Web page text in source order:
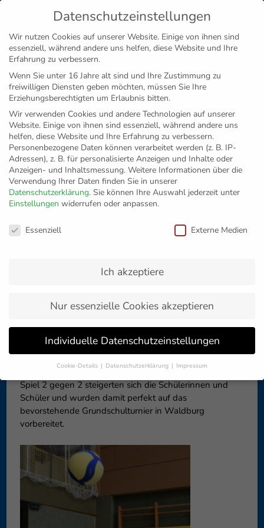
MENÜ
Disclaimer Impressum Datenschutz
Grundschule
Bodnegg stand Volleyball auf dem Programm. Von
Wand, über kleine Übungsformen zu zweit bis hin zum
Spiel 2 gegen 2 steigerten sich die Schülerinnen und
Schüler und wurden damit perfekt auf das
bevorstehende Grundschulturnier in Waldburg
vorbereitet.
Datenschutzeinstellungen
Wir nutzen Cookies auf unserer Website. Einige von ihnen sind
essenziell, während andere uns helfen, diese Website und Ihre
Erfahrung zu verbessern.
Wenn Sie unter 16 Jahre alt sind und Ihre Zustimmung zu
freiwilligen Diensten geben möchten, müssen Sie Ihre
Erziehungsberechtigten um Erlaubnis bitten.
Wir verwenden Cookies und andere Technologien auf unserer
Website. Einige von ihnen sind essenziell, während andere uns
helfen, diese Website und Ihre Erfahrung zu verbessern.
Personenbezogene Daten können verarbeitet werden (z. B. IP-
Adressen), z. B. für personalisierte Anzeigen und Inhalte oder
Anzeigen- und Inhaltsmessung. Weitere Informationen über die
Verwendung Ihrer Daten finden Sie in unserer
Datenschutzerklärung. Sie können Ihre Auswahl jederzeit unter
Einstellungen widerrufen oder anpassen.
Datenschutzeinstellungen
Essenziell Externe Medien
Ich akzeptiere
Nur essenzielle Cookies akzeptieren
Individuelle Datenschutzeinstellungen
Cookie-Details Datenschutzerklärung Impressum
Datenschutzeinstellungen
Wenn Sie unter 16 Jahre alt sind und Ihre Zustimmung zu
freiwilligen Diensten geben möchten, müssen Sie Ihre
Erziehungsberechtigten um Erlaubnis bitten.
Website. Einige von ihnen sind essenziell, während andere uns
helfen, diese Website und Ihre Erfahrung zu verbessern.
Personenbezogene Daten können verarbeitet werden (z. B. IP-
Adressen), z. B. für personalisierte Anzeigen und Inhalte oder
Anzeigen- und Inhaltsmessung. Weitere Informationen über die
Verwendung Ihrer Daten finden Sie in unserer
Datenschutzerklärung.